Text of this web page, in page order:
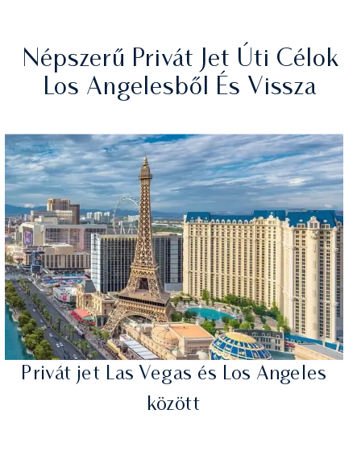
Népszerű Privát Jet Úti Célok
Los Angelesből És Vissza
Privát jet Las Vegas és Los Angeles
között